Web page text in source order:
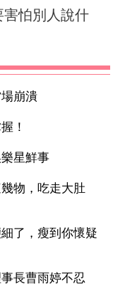
怕別人說什
崩潰
！
星鮮事
物，吃走大肚
了，瘦到你懷疑
長曹雨婷不忍